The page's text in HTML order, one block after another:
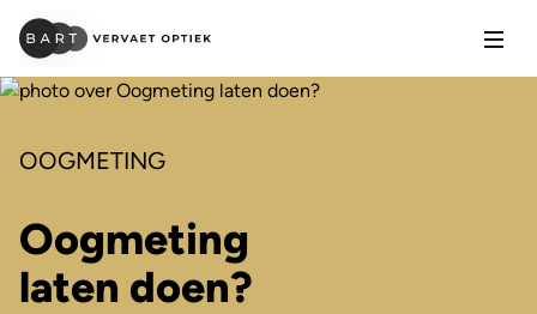
OOGMETING
Oogmeting
laten doen?